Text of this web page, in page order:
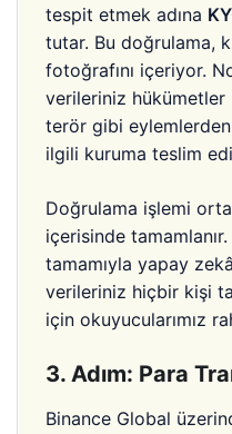
tespit etmek adına
tutar. Bu doğrulama,
fotoğrafını içeriyor.
verileriniz hükümetler
terör gibi
ilgili kuruma teslim
Doğrulama işlemi
içerisinde
tamamıyla yapay
verileriniz hiçbir kişi
için okuyucularımız
3. Adım: Para
Binance Global